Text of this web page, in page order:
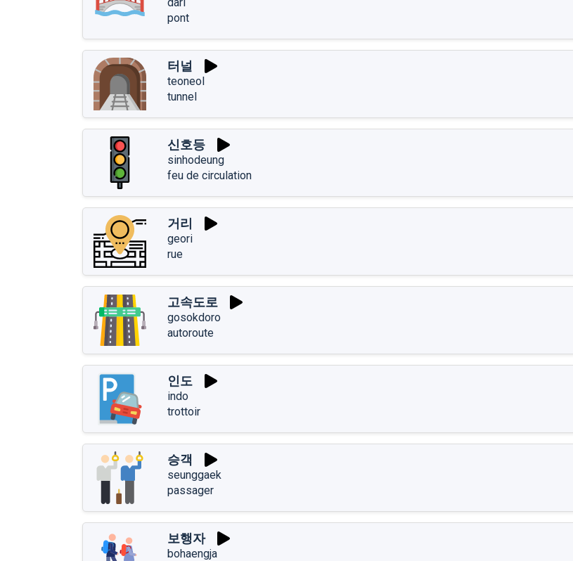
pont
터널
teoneol
tunnel
신호등
sinhodeung
feu de circulation
거리
geori
rue
고속도로
gosokdoro
autoroute
인도
indo
trottoir
승객
seunggaek
passager
보행자
bohaengja